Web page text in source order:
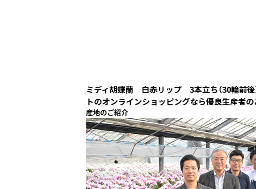
ミディ胡蝶蘭 白赤リップ 3本立ち（30輪前後
トのオンラインショッピングなら優良生産者
産地のご紹介